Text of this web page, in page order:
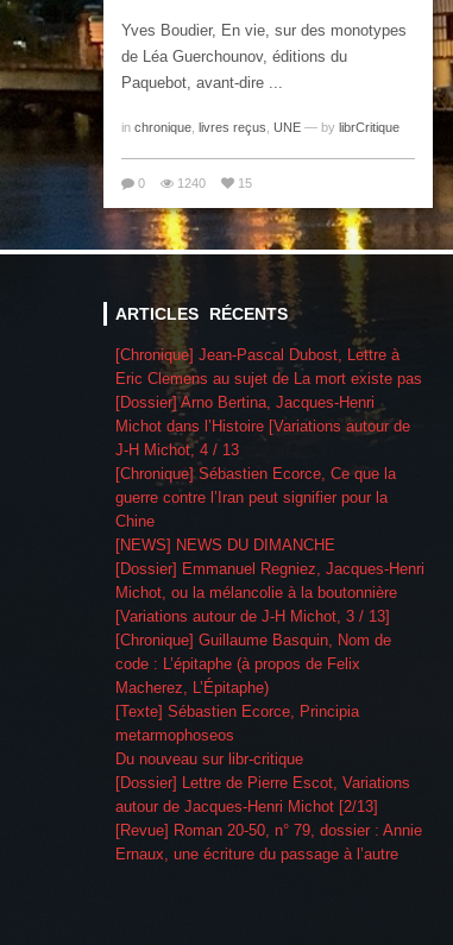
Yves Boudier, En vie, sur des monotypes
de Léa Guerchounov, éditions du
Paquebot, avant-dire ...
in chronique livres reçus UNE — by librCritique
0 1240 15
ARTICLES RÉCENTS
[Chronique] Jean-Pascal Dubost, Lettre à
Eric Clemens au sujet de La mort existe pas
[Dossier] Arno Bertina, Jacques-Henri
Michot dans l’Histoire [Variations autour de
J-H Michot, 4 / 13
[Chronique] Sébastien Ecorce, Ce que la
guerre contre l’Iran peut signifier pour la
Chine
[NEWS] NEWS DU DIMANCHE
[Dossier] Emmanuel Regniez, Jacques-Henri
Michot, ou la mélancolie à la boutonnière
[Variations autour de J-H Michot, 3 / 13]
[Chronique] Guillaume Basquin, Nom de
code : L’épitaphe (à propos de Felix
Macherez, L’Épitaphe)
[Texte] Sébastien Ecorce, Principia
metarmophoseos
Du nouveau sur libr-critique
[Dossier] Lettre de Pierre Escot, Variations
autour de Jacques-Henri Michot [2/13]
[Revue] Roman 20-50, n° 79, dossier : Annie
Ernaux, une écriture du passage à l’autre